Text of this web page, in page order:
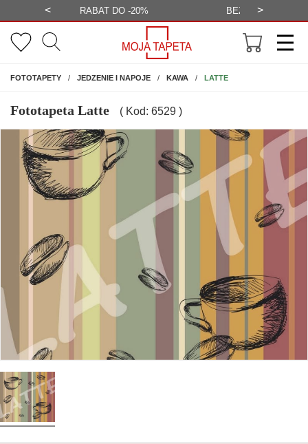
< BEZPŁATNA WIZUALIZACJA >
FOTOTAPETYNA ŚCIANĘ
JEDZENIE I NAPOJE KAWA LATTE
Fototapeta Latte ( Kod: 6529 )